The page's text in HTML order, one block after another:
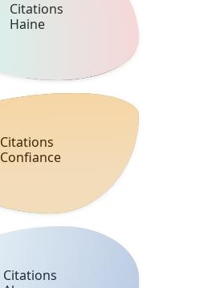
Citations
Haine
Citations
Confiance
Citations